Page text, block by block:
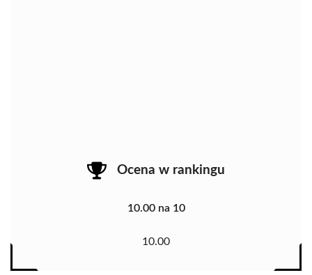
Ocena w rankingu
10.00 na 10
10.00